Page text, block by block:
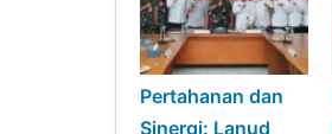
Pertahanan dan
Sinergi: Lanud